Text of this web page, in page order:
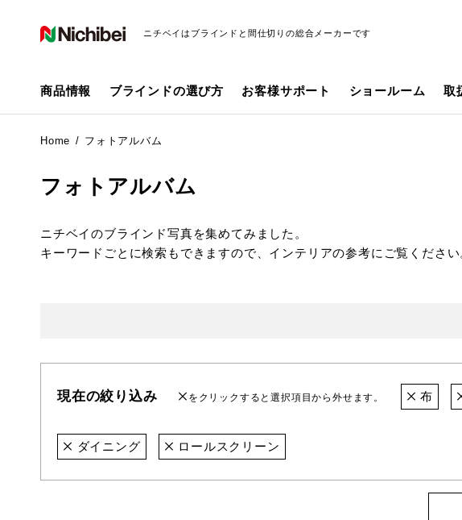
ニチベイはブラインドと間仕切りの総合メーカーです
商品情報 ブラインドの選び方 お客様サポート ショールーム 取
Home フォトアルバム
フォトアルバム
ニチベイのブラインド写真を集めてみました。
キーワードごとに検索もできますので、インテリアの参考にご覧ください
現在の絞り込み をクリックすると選択項目から外せます。 布
ダイニング ロールスクリーン